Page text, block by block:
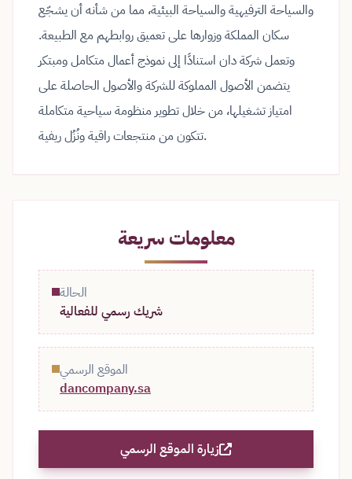
والسياحة الترفيهية والسياحة البيئية، مما من شأنه أن يشجّع
سكان المملكة وزوارها على تعميق روابطهم مع الطبيعة.
وتعمل شركة دان استنادًا إلى نموذج أعمال متكامل ومبتكر
يتضمن الأصول المملوكة للشركة والأصول الحاصلة على
امتياز تشغيلها، من خلال تطوير منظومة سياحية متكاملة
تتكون من منتجعات راقية ونُزُل ريفية.
معلومات سريعة
الحالة
شريك رسمي للفعالية
الموقع الرسمي
dancompany.sa
زيارة الموقع الرسمي